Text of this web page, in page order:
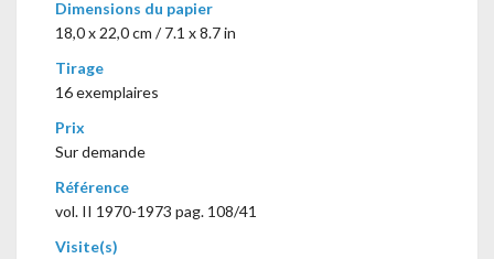
Dimensions du papier
18,0 x 22,0 cm / 7.1 x 8.7 in
Tirage
16 exemplaires
Prix
Sur demande
Référence
vol. II 1970-1973 pag. 108/41
Visite(s)